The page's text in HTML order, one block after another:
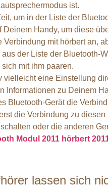
ist.
um in der Liste der
Deinem Handy, um diese
Verbindung mit hörbert an,
der Liste der Bluetooth-
mit ihm paaren.
vielleicht eine Einstellung
Informationen zu Deinem
Bluetooth-Gerät die
die Verbindung zu
oder die anderen
Modul 2011 hörbert
lassen sich